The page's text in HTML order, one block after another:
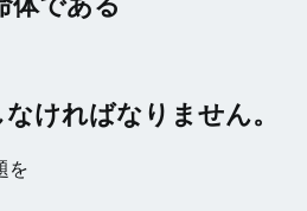
なければなりません。
を